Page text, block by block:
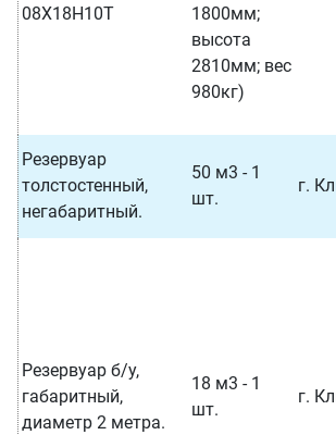
08Х18Н10Т
1800мм;
высота
2810мм; вес
980кг)
Резервуар
толстостенный,
негабаритный.
50 м3 - 1
шт.
г.
Резервуар б/у,
габаритный,
диаметр 2 метра.
18 м3 - 1
шт.
г.